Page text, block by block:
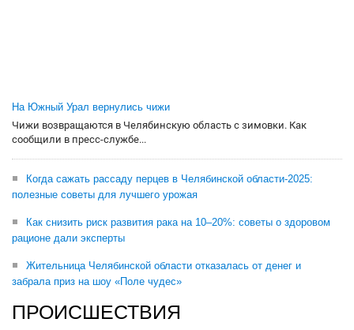
На Южный Урал вернулись чижи
Чижи возвращаются в Челябинскую область с зимовки. Как
сообщили в пресс-службе...
Когда сажать рассаду перцев в Челябинской области-2025:
полезные советы для лучшего урожая
Как снизить риск развития рака на 10–20%: советы о здоровом
рационе дали эксперты
Жительница Челябинской области отказалась от денег и
забрала приз на шоу «Поле чудес»
ПРОИСШЕСТВИЯ